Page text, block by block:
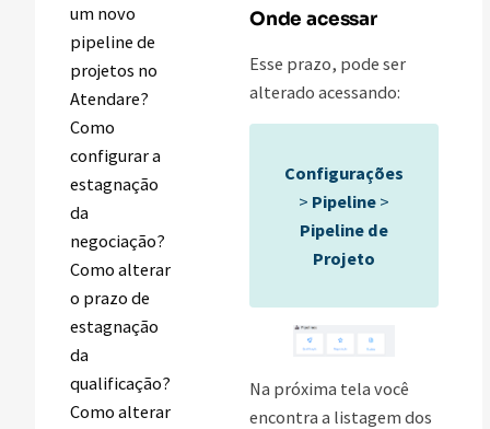
um novo
pipeline de
projetos no
Atendare?
Como
configurar a
estagnação
da
negociação?
Como alterar
o prazo de
estagnação
da
qualificação?
Como alterar
Onde acessar
Esse prazo, pode ser
alterado acessando:
Configurações
> Pipeline >
Pipeline de
Projeto
Na próxima tela você
encontra a listagem dos